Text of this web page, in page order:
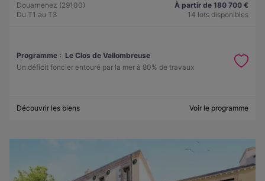
Douarnenez (29100)
Du T1 au T3
À partir de 180 700 €
14 lots disponibles
Programme : Le Clos de Vallombreuse
Un déficit foncier entouré par la mer à 80% de travaux
Découvrir les biens Voir le programme